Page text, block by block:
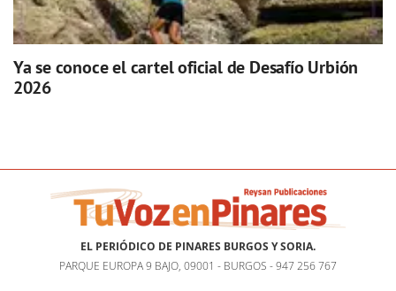
Ya se conoce el cartel oficial de Desafío Urbión
2026
EL PERIÓDICO DE PINARES BURGOS Y SORIA.
PARQUE EUROPA 9 BAJO, 09001 - BURGOS - 947 256 767